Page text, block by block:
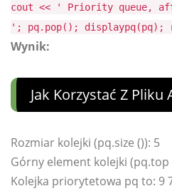
cout << ' Priority queue,
'; pq.pop(); displaypq(pq);
Wynik:
Jak Korzystać Z Pliku
Rozmiar kolejki (pq.size ()): 5
Górny element kolejki (pq.top
Kolejka priorytetowa pq to: 9